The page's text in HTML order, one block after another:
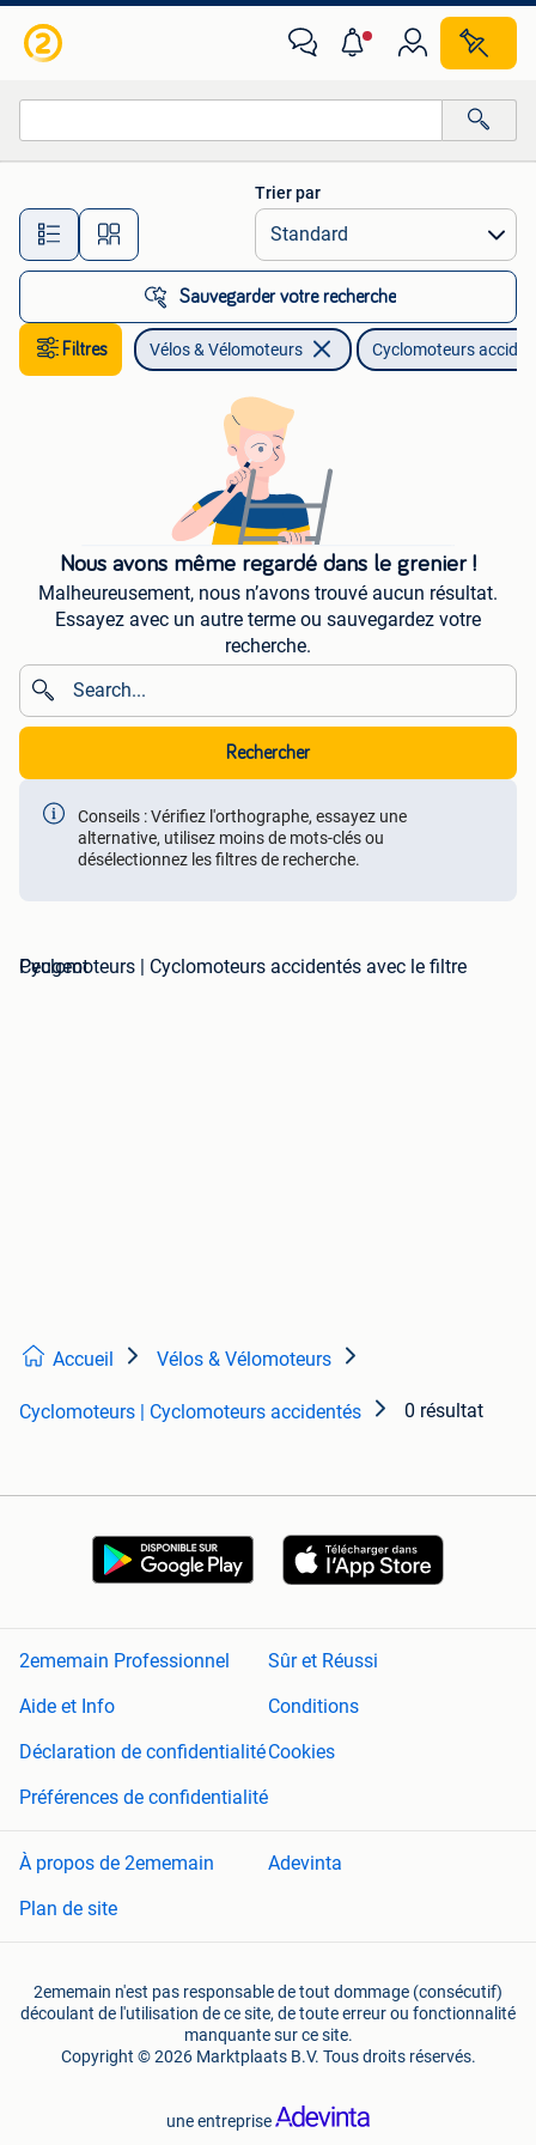
Toutes les distances…
Trier par
Sauvegarder votre recherche
Filtres Vélos & Vélomoteurs Cyclomoteurs
Nous avons même regardé dans le grenier !
Malheureusement, nous n’avons trouvé aucun résultat.
Essayez avec un autre terme ou sauvegardez votre
recherche.
Rechercher
Conseils : Vérifiez l'orthographe, essayez une
alternative, utilisez moins de mots-clés ou
désélectionnez les filtres de recherche.
Cyclomoteurs | Cyclomoteurs accidentés avec le filtre Peugeot
Accueil Vélos & Vélomoteurs
Cyclomoteurs | Cyclomoteurs accidentés 0 résultat
2ememain Professionnel
Sûr et Réussi
Aide et Info
Conditions
Déclaration de confidentialitéCookies
Préférences de confidentialité
À propos de 2ememain
Adevinta
Plan de site
2ememain n'est pas responsable de tout dommage (consécutif)
découlant de l'utilisation de ce site, de toute erreur ou fonctionnalité
manquante sur ce site.
Copyright © 2026 Marktplaats B.V. Tous droits réservés.
une entreprise